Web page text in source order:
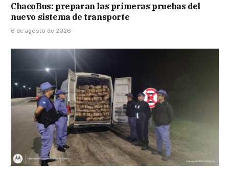
ChacoBus: preparan las primeras pruebas del
nuevo sistema de transporte
6 de agosto de 2026